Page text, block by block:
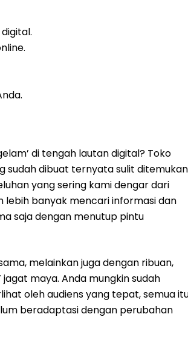
di tengah lautan digital? Toko
sudah dibuat ternyata sulit ditemukan
yang sering kami dengar dari
lebih banyak mencari informasi dan
saja dengan menutup pintu
melainkan juga dengan ribuan,
jagat maya. Anda mungkin sudah
oleh audiens yang tepat, semua
beradaptasi dengan perubahan